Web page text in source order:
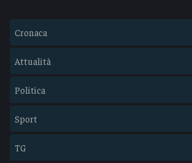
Cronaca
Attualità
Politica
Sport
TG